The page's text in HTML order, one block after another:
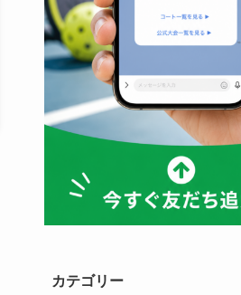
カテゴリー